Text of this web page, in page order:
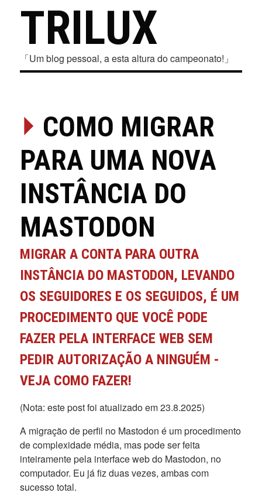
TRILUX
「Um blog pessoal, a esta altura do campeonato!」
⏵ COMO MIGRAR
PARA UMA NOVA
INSTÂNCIA DO
MASTODON
MIGRAR A CONTA PARA OUTRA
INSTÂNCIA DO MASTODON, LEVANDO
OS SEGUIDORES E OS SEGUIDOS, É UM
PROCEDIMENTO QUE VOCÊ PODE
FAZER PELA INTERFACE WEB SEM
PEDIR AUTORIZAÇÃO A NINGUÉM -
VEJA COMO FAZER!
(Nota: este post foi atualizado em 23.8.2025)
A migração de perfil no Mastodon é um procedimento
de complexidade média, mas pode ser feita
inteiramente pela interface web do Mastodon, no
computador. Eu já fiz duas vezes, ambas com
sucesso total.